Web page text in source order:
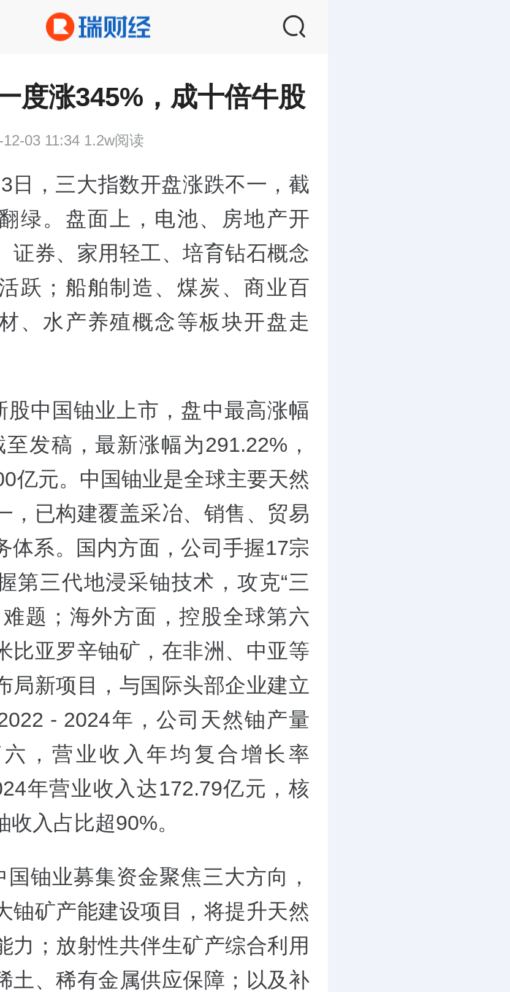
度涨345%，成十倍牛股
12-03 11:34 1.2w阅读
日，三大指数开盘涨跌不一，截
绿。盘面上，电池、房地产开
证券、家用轻工、培育钻石概念
跃；船舶制造、煤炭、商业百
、水产养殖概念等板块开盘走
股中国铀业上市，盘中最高涨幅
发稿，最新涨幅为291.22%，
亿元。中国铀业是全球主要天然
，已构建覆盖采冶、销售、贸易
体系。国内方面，公司手握17宗
第三代地浸采铀技术，攻克“三
题；海外方面，控股全球第六
比亚罗辛铀矿，在非洲、中亚等
局新项目，与国际头部企业建立
- 2024年，公司天然铀产量
，营业收入年均复合增长率
年营业收入达172.79亿元，核
入占比超90%。
国铀业募集资金聚焦三大方向，
铀矿产能建设项目，将提升天然
力；放射性共伴生矿产综合利用
土、稀有金属供应保障；以及补